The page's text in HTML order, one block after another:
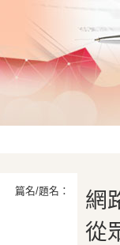
篇名/題名：
網
從